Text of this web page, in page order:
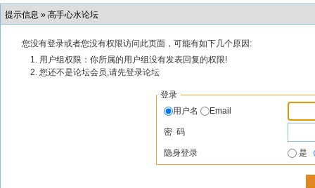
提示信息 » 高手心水论坛
您没有登录或者您没有权限访问此页面，可能有如下几个原因:
用户组权限：你所属的用户组没有发表回复的权限!
您还不是论坛会员,请先登录论坛
登录
用户名
Email
密 码
隐身登录 是